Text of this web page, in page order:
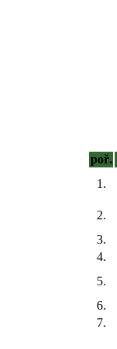
poř.
1.
2.
3.
4.
5.
6.
7.